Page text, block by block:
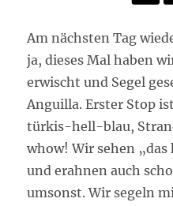
Am nächsten Tag
ja, dieses Mal haben
erwischt und Segel
Anguilla. Erster Stop
türkis-hell-blau,
whow! Wir sehen „das
und erahnen auch
umsonst. Wir segeln